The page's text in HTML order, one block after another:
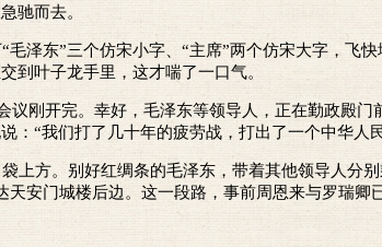
驰而去。
泽东”三个仿宋小字、“主席”两个仿宋大字，飞
到叶子龙手里，这才喘了一口气。
刚开完。幸好，毛泽东等领导人，正在勤政殿门
：“我们打了几十年的疲劳战，打出了一个中华人
上方。别好红绸条的毛泽东，带着其他领导人分
安门城楼后边。这一段路，事前周恩来与罗瑞卿